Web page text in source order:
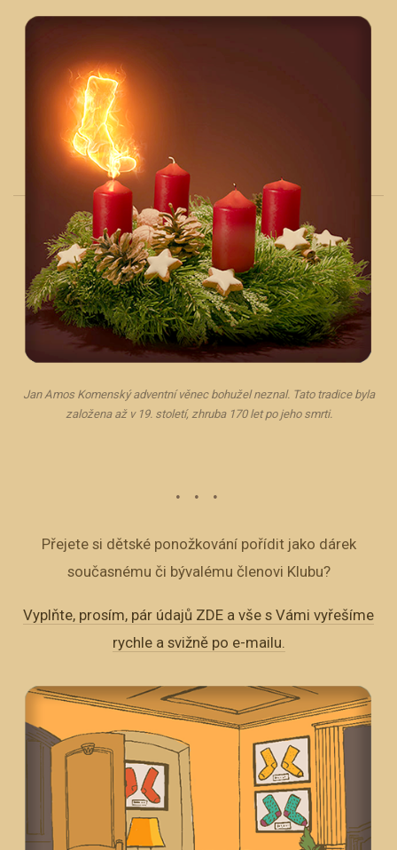
Jan Amos Komenský adventní věnec bohužel neznal. Tato tradice byla
založena až v 19. století, zhruba 170 let po jeho smrti.
Přejete si dětské ponožkování pořídit jako dárek
současnému či bývalému členovi Klubu?
Vyplňte, prosím, pár údajů ZDE a vše s Vámi vyřešíme
rychle a svižně po e-mailu.